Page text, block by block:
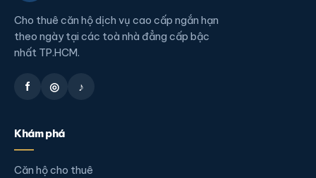
Cho thuê căn hộ dịch vụ cao cấp ngắn hạn
theo ngày tại các toà nhà đẳng cấp bậc
nhất TP.HCM.
f ◎ ♪
Khám phá
Căn hộ cho thuê